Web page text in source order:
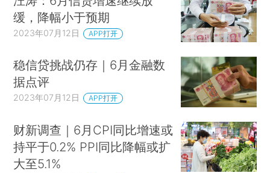
缓，降幅小于预期
2023年07月12日 APP打开
稳信贷挑战仍存｜6月金融数
据点评
2023年07月12日 APP打开
财新调查｜6月CPI同比增速或
持平于0.2% PPI同比降幅或扩
大至5.1%